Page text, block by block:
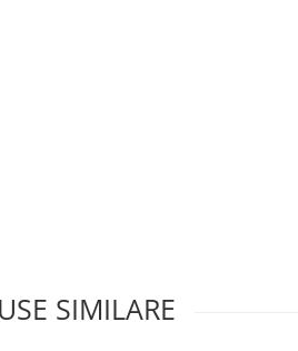
SIMILARE